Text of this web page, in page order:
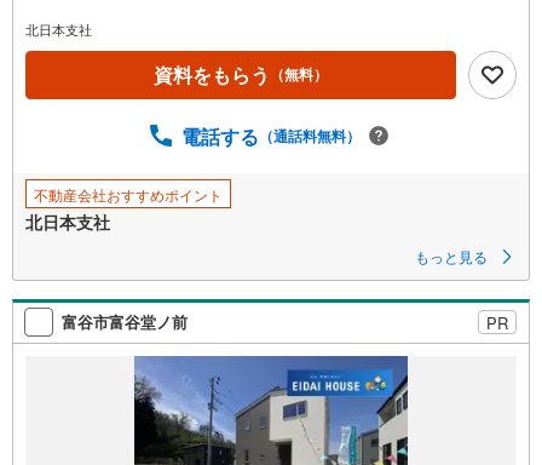
北日本支社
資料をもらう （無料）
電話する （通話料無料）
不動産会社おすすめポイント
北日本支社
もっと見る
富谷市富谷堂ノ前 PR